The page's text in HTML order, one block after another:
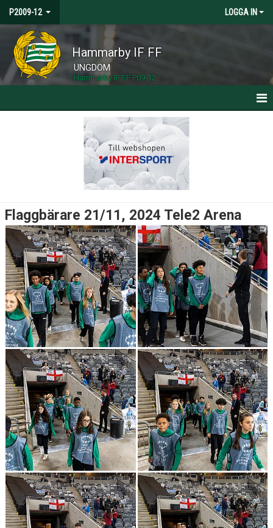
P2009-12 LOGGA IN
Hammarby IF FF
UNGDOM
Hammarby IF FF P09-12
TRUPPEN
BILDGALLERI
GÄSTBOK
KONTAKT
DOKUMENT
Flaggbärare 21/11, 2024 Tele2 Arena